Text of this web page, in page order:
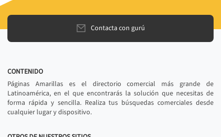
Contacta con gurú
CONTENIDO
Páginas Amarillas es el directorio comercial más grande de
Latinoamérica, en el que encontrarás la solución que necesitas de
forma rápida y sencilla. Realiza tus búsquedas comerciales desde
cualquier lugar y dispositivo.